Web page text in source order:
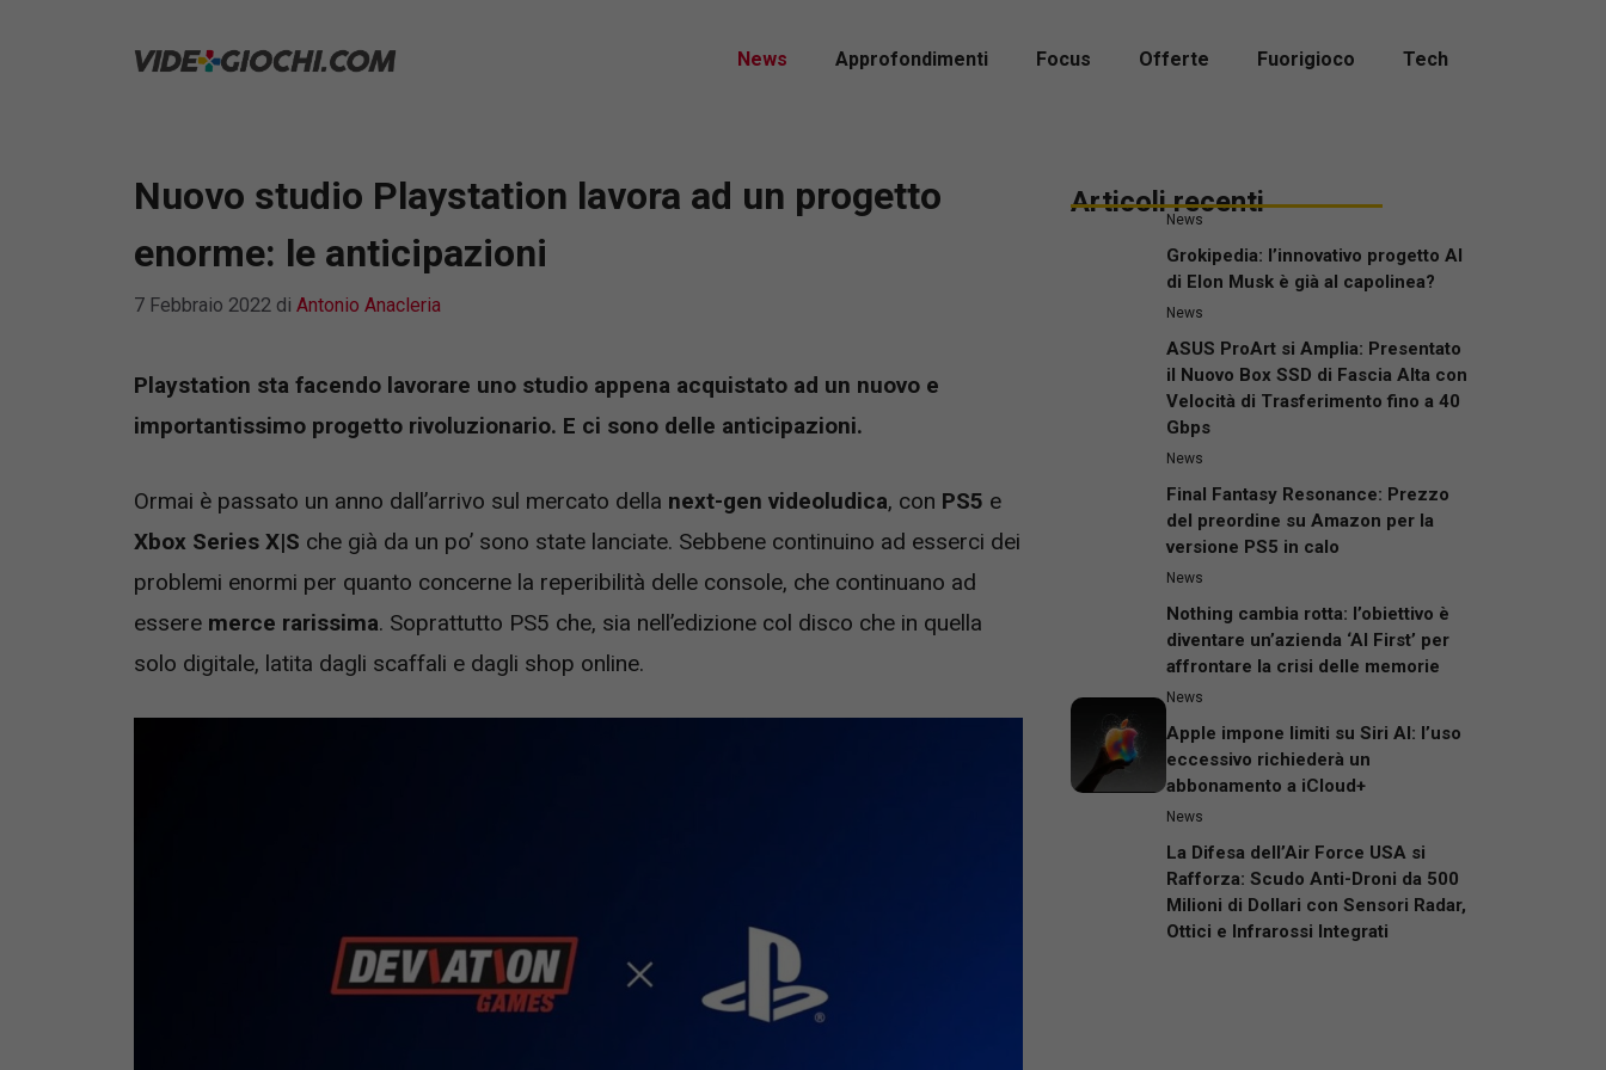
News Approfondimenti Focus Offerte Fuorigioco Tech
Nuovo studio Playstation lavora ad un progetto
enorme: le anticipazioni
7 Febbraio 2022 di Antonio Anacleria
Playstation sta facendo lavorare uno studio appena acquistato ad un nuovo e
importantissimo progetto rivoluzionario. E ci sono delle anticipazioni.
Ormai è passato un anno dall’arrivo sul mercato della next-gen videoludica, con PS5 e
Xbox Series X|S che già da un po’ sono state lanciate. Sebbene continuino ad esserci dei
problemi enormi per quanto concerne la reperibilità delle console, che continuano ad
essere merce rarissima. Soprattutto PS5 che, sia nell’edizione col disco che in quella
solo digitale, latita dagli scaffali e dagli shop online.
Articoli recenti
News
Grokipedia: l’innovativo progetto AI
di Elon Musk è già al capolinea?
News
ASUS ProArt si Amplia: Presentato
il Nuovo Box SSD di Fascia Alta con
Velocità di Trasferimento fino a 40
Gbps
News
Final Fantasy Resonance: Prezzo
del preordine su Amazon per la
versione PS5 in calo
News
Nothing cambia rotta: l’obiettivo è
diventare un’azienda ‘AI First’ per
affrontare la crisi delle memorie
News
Apple impone limiti su Siri AI: l’uso
eccessivo richiederà un
abbonamento a iCloud+
News
La Difesa dell’Air Force USA si
Rafforza: Scudo Anti-Droni da 500
Milioni di Dollari con Sensori Radar,
Ottici e Infrarossi Integrati